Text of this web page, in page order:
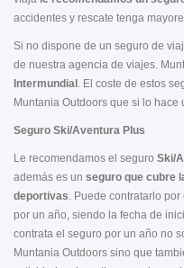
accidentes y rescate tenga
Si no dispone de un seguro de
de nuestra agencia de viajes.
Intermundial . El coste de estos
Muntania Outdoors que si lo
Seguro Ski/Aventura Plus
Le recomendamos el seguro Ski/
además es un seguro que cubre
deportivas. Puede contratarlo
por un año, siendo la fecha de
contrata el seguro por un año no
Muntania Outdoors sino que